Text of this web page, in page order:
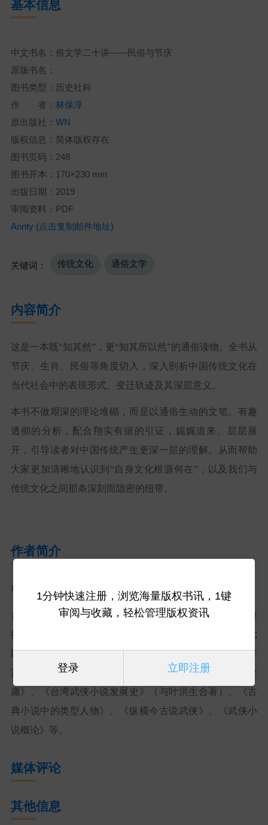
基本信息
中文书名：俗文学二十讲——民俗与节庆
原版书名：
图书类型：历史社科
作 者： 林保淳
原出版社： WN
版权信息：简体版权存在
图书页码：248
图书开本：170×230 mm
出版日期：2019
审阅资料：PDF
Annty (点击复制邮件地址)
关键词： 传统文化 通俗文学
内容简介
这是一本既“知其然”，更“知其所以然”的通俗读物。全书从
节庆、生肖、民俗等角度切入，深入剖析中国传统文化在
当代社会中的表现形式、变迁轨迹及其深层意义。
本书不做艰深的理论堆砌，而是以通俗生动的文笔、有趣
透彻的分析，配合翔实有据的引证，娓娓道来、层层展
开，引导读者对中国传统产生更深一层的理解。从而帮助
大家更加清晰地认识到“自身文化根源何在”，以及我们与
传统文化之间那条深刻而隐密的纽带。
作者简介
林保淳
台湾大学中文研究所博士，现任台湾师范大学国文学系教
授。主要研究领域为明清思想、通俗文学与民俗文学，尤
以对当代武侠小说与民俗节庆的独到见解著称。著述丰
富，代表作包括《经世思想与文学经世》、《解构金
庸》、《台湾武侠小说发展史》（与叶洪生合著）、《古
典小说中的类型人物》、《纵横今古说武侠》、《武侠小
说概论》等。
媒体评论
其他信息
1分钟快速注册，浏览海量版权书讯，1键
审阅与收藏，轻松管理版权资讯
登录 立即注册